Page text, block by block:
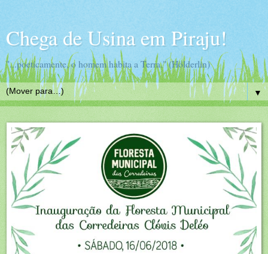
Chega de Usina em Piraju!
"...poeticamente, o homem habita a Terra." (Hölderlin)
▼